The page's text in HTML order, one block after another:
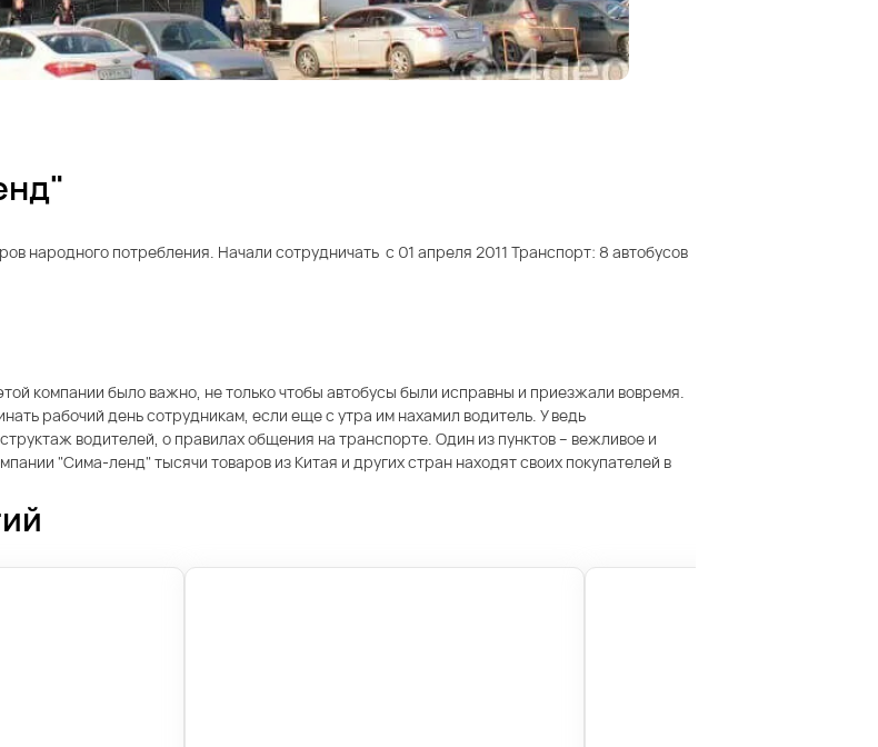
народного потребления. Начали сотрудничать с 01 апреля 2011 Транспорт: 8 автобусов
компании было важно, не только чтобы автобусы были исправны и приезжали вовремя.
рабочий день сотрудникам, если еще с утра им нахамил водитель. У ведь
водителей, о правилах общения на транспорте. Один из пунктов – вежливое и
"Сима-ленд" тысячи товаров из Китая и других стран находят своих покупателей в